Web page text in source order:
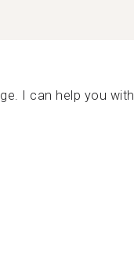
I can help you with